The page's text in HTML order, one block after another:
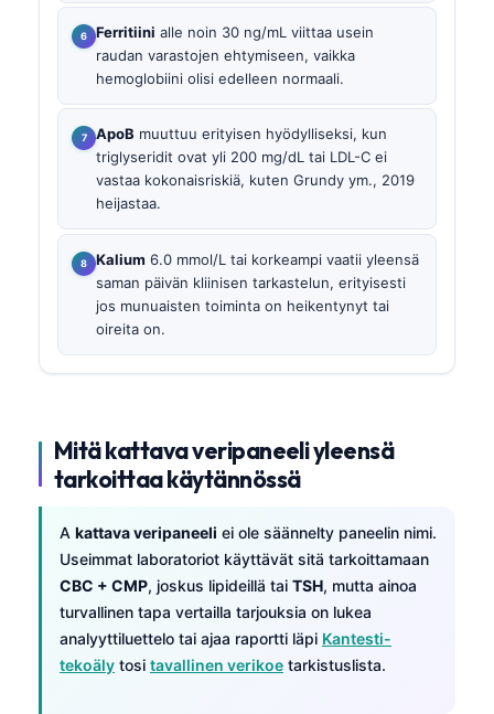
Ferritiini alle noin 30 ng/mL viittaa usein
raudan varastojen ehtymiseen, vaikka
hemoglobiini olisi edelleen normaali.
ApoB muuttuu erityisen hyödylliseksi, kun
triglyseridit ovat yli 200 mg/dL tai LDL-C ei
vastaa kokonaisriskiä, kuten Grundy ym., 2019
heijastaa.
Kalium 6.0 mmol/L tai korkeampi vaatii yleensä
saman päivän kliinisen tarkastelun, erityisesti
jos munuaisten toiminta on heikentynyt tai
oireita on.
Mitä kattava veripaneeli yleensä
tarkoittaa käytännössä
A kattava veripaneeli ei ole säännelty paneelin nimi.
Useimmat laboratoriot käyttävät sitä tarkoittamaan
CBC + CMP, joskus lipideillä tai TSH, mutta ainoa
turvallinen tapa vertailla tarjouksia on lukea
analyyttiluettelo tai ajaa raportti läpi Kantesti-
tekoäly tosi tavallinen verikoe tarkistuslista.